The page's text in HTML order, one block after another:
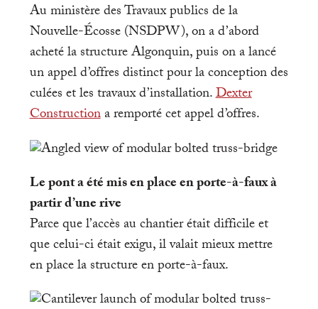
Au ministère des Travaux publics de la
Nouvelle-Écosse (NSDPW), on a d’abord
acheté la structure Algonquin, puis on a lancé
un appel d’offres distinct pour la conception des
culées et les travaux d’installation.Dexter
Constructiona remporté cet appel d’offres.
Le pont a été mis en place en porte-à-faux à
partir d’une rive
Parce que l’accès au chantier était difficile et
que celui-ci était exigu, il valait mieux mettre
en place la structure en porte-à-faux.